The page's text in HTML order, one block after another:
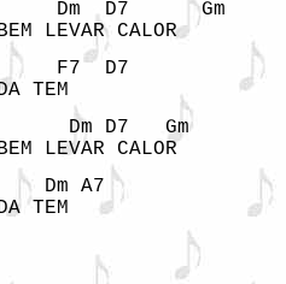
Dm  D7      Gm
BEM LEVAR CALOR
F7  D7
TEM
Dm D7   Gm
BEM LEVAR CALOR
Dm A7
TEM